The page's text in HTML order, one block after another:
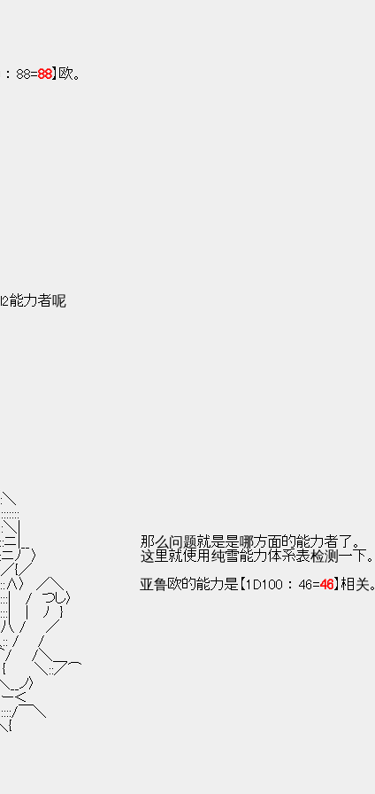
88=88】欧。
力者呢
|
那么问题就是是哪方面的能力者了。
这里就使用纯雪能力体系表检测一下。
{／
〉　／＼                 亚鲁欧的能力是【1D100 ： 46=46】相关。
　 /　つし〉
|　 ﾉ　}
　／
　 /
/＼＿
＼::／⌒
〉
＼